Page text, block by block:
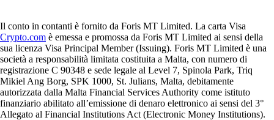
Il conto in contanti è fornito da Foris MT Limited. La carta Visa
Crypto.com è emessa e promossa da Foris MT Limited ai sensi della
sua licenza Visa Principal Member (Issuing). Foris MT Limited è una
società a responsabilità limitata costituita a Malta, con numero di
registrazione C 90348 e sede legale al Level 7, Spinola Park, Triq
Mikiel Ang Borg, SPK 1000, St. Julians, Malta, debitamente
autorizzata dalla Malta Financial Services Authority come istituto
finanziario abilitato all’emissione di denaro elettronico ai sensi del 3°
Allegato al Financial Institutions Act (Electronic Money Institutions).